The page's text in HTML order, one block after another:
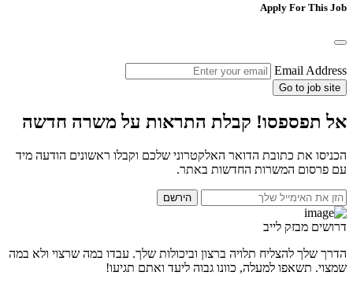
Apply For This Job
Email Address
Go to job site
אל תפספסו! קבלת התראות על משרה חדשה
הכניסו את כתובת הדואר האלקטרוני שלכם וקבלו ראשונים הודעה מיד
עם פרסום המשרות החדשות באתר.
הירשם
דרושים מבזק לייב
הדרך שלך להצליח תלויה ברצון וביכולות שלך. עבדו במה שרצוי ולא במה
שמצוי. תשאפו למעלה, כוונו גבוה ליעד ואתם תגיעו!